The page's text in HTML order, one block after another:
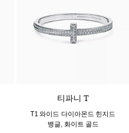
티파니 T
T1 와이드 다이아몬드 힌지드
뱅글, 화이트 골드